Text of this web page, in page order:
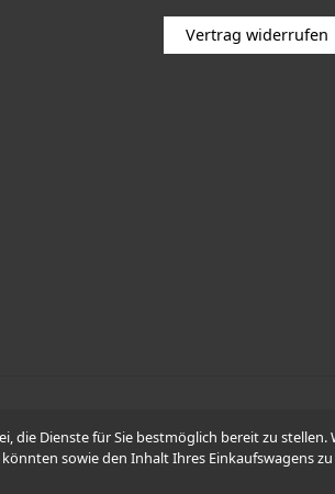
die Dienste für Sie bestmöglich bereit zu
sowie den Inhalt Ihres Einkaufswagens
Vertrag widerrufen
© 2026 -